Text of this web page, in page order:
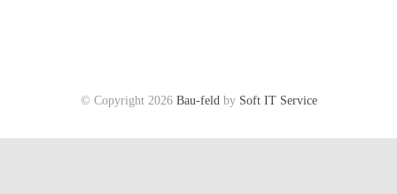
© Copyright 2026 Bau-feldby Soft IT Service